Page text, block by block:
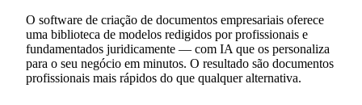
O software de criação de documentos empresariais oferece
uma biblioteca de modelos redigidos por profissionais e
fundamentados juridicamente — com IA que os personaliza
para o seu negócio em minutos. O resultado são documentos
profissionais mais rápidos do que qualquer alternativa.